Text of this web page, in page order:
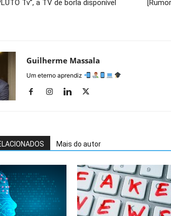
Tv”, a TV de borla disponível
Guilherme Massala
Um eterno aprendiz
Mais do autor